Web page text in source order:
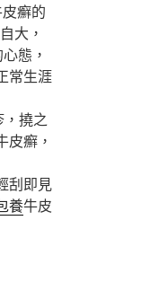
癬的
大，
態，
常生涯
，撓之
皮癬，
刮即見
養牛皮